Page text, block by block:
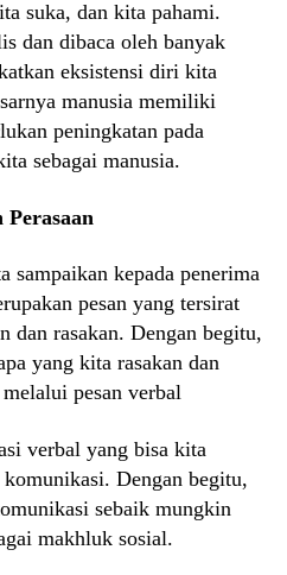
suka, dan kita pahami.
dan dibaca oleh banyak
eksistensi diri kita
manusia memiliki
peningkatan pada
sebagai manusia.
sampaikan kepada penerima
pesan yang tersirat
dan rasakan. Dengan begitu,
yang kita rasakan dan
pesan verbal
verbal yang bisa kita
Dengan begitu,
sebaik mungkin
makhluk sosial.